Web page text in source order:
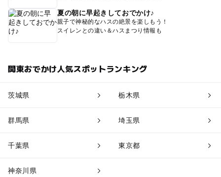
夏の朝に早起きしておでかけ♪
親子で神秘的なハスの絶景を楽しもう！
スイレンとの違い＆ハスまつり情報も
関東おでかけ人気スポットランキング
茨城県 栃木県
群馬県 埼玉県
千葉県 東京都
神奈川県